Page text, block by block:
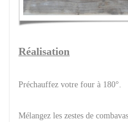
Réalisation
Préchauffez votre four à 180°.
Mélangez les zestes de